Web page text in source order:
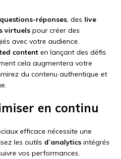
réponses, des live
virtuels pour créer des
avec votre audience.
content en lançant des défis
cela augmentera votre
du contenu authentique et
en continu
efficace nécessite une
les outils d’analytics intégrés
vos performances.